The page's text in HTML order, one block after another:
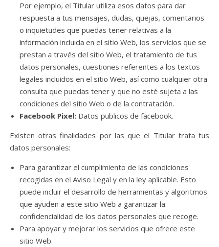
Por ejemplo, el Titular utiliza esos datos para dar
respuesta a tus mensajes, dudas, quejas, comentarios
o inquietudes que puedas tener relativas a la
información incluida en el sitio Web, los servicios que se
prestan a través del sitio Web, el tratamiento de tus
datos personales, cuestiones referentes a los textos
legales incluidos en el sitio Web, así como cualquier otra
consulta que puedas tener y que no esté sujeta a las
condiciones del sitio Web o de la contratación.
Facebook Pixel: Datos publicos de facebook.
Existen otras finalidades por las que el Titular trata tus
datos personales:
Para garantizar el cumplimiento de las condiciones
recogidas en el Aviso Legal y en la ley aplicable. Esto
puede incluir el desarrollo de herramientas y algoritmos
que ayuden a este sitio Web a garantizar la
confidencialidad de los datos personales que recoge.
Para apoyar y mejorar los servicios que ofrece este
sitio Web.